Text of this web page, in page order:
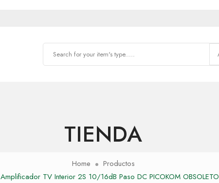
TIENDA
Home
Productos
Amplificador TV Interior 2S 10/16dB Paso DC PICOKOM OBSOLETO